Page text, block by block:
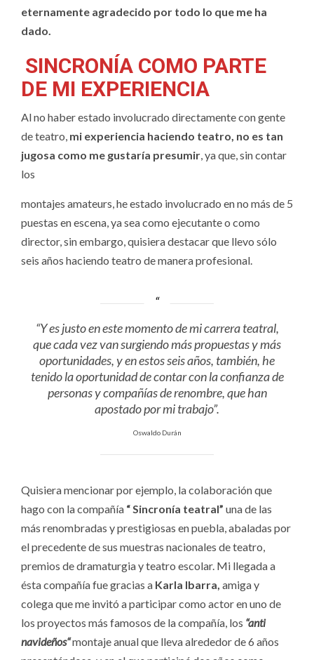
eternamente agradecido por todo lo que me ha
dado.
SINCRONÍA COMO PARTE
DE MI EXPERIENCIA
Al no haber estado involucrado directamente con gente
de teatro, mi experiencia haciendo teatro, no es tan
jugosa como me gustaría presumir , ya que, sin contar
los
montajes amateurs, he estado involucrado en no más de 5
puestas en escena, ya sea como ejecutante o como
director, sin embargo, quisiera destacar que llevo sólo
seis años haciendo teatro de manera profesional.
“Y es justo en este momento de mi carrera teatral,
que cada vez van surgiendo más propuestas y más
oportunidades, y en estos seis años, también, he
tenido la oportunidad de contar con la confianza de
personas y compañías de renombre, que han
apostado por mi trabajo”.
Oswaldo Durán
Quisiera mencionar por ejemplo, la colaboración que
hago con la compañía “ Sincronía teatral” una de las
más renombradas y prestigiosas en puebla, abaladas por
el precedente de sus muestras nacionales de teatro,
premios de dramaturgia y teatro escolar. Mi llegada a
ésta compañía fue gracias a Karla Ibarra, amiga y
colega que me invitó a participar como actor en uno de
los proyectos más famosos de la compañía, los “anti
navideños“montaje anual que lleva alrededor de 6 años